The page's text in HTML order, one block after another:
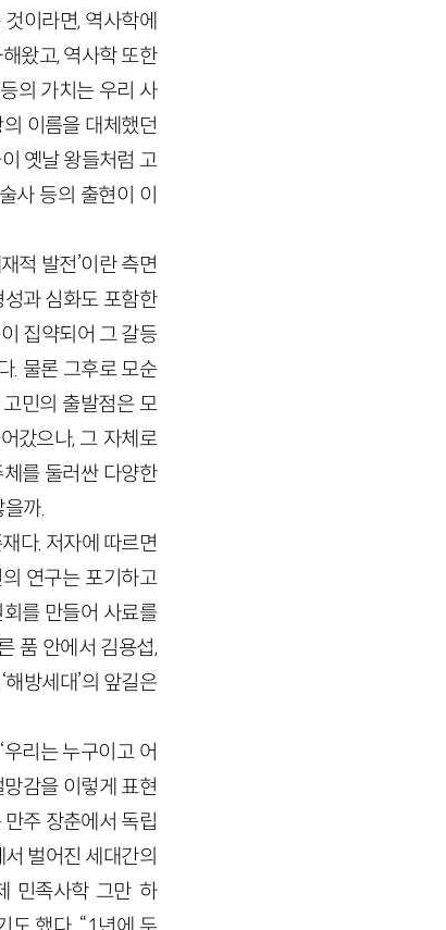
이라면, 역사학에
왔고, 역사학 또한
의 가치는 우리 사
이름을 대체했던
옛날 왕들처럼 고
사 등의 출현이 이
적 발전’이란 측면
성과 심화도 포함한
집약되어 그 갈등
. 물론 그후로 모순
민의 출발점은 모
갔으나, 그 자체로
를 둘러싼 다양한
까.
다. 저자에 따르면
연구는 포기하고
를 만들어 사료를
품 안에서 김용섭,
방세대’의 앞길은
리는 누구이고 어
감을 이렇게 표현
주 장춘에서 독립
벌어진 세대간의
민족사학 그만 하